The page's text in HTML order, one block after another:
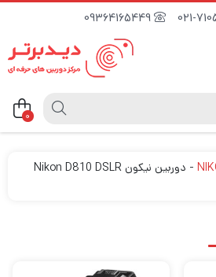
09364165449
0
-
دوربین نیکون Nikon D810 DSLR